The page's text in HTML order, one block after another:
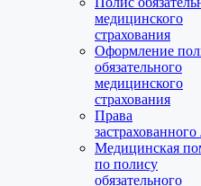
медицинского
страхования
Оформление
обязательного
медицинского
страхования
Права
застрахованного
Медицинская
по полису
обязательного